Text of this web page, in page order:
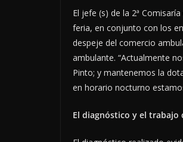
El jefe (s) de la 2ª
feria, en conjunto con los
despeje del comercio
ambulante. “Actualmente
Pinto; y mantenemos la
en horario nocturno
El diagnóstico y el trabajo